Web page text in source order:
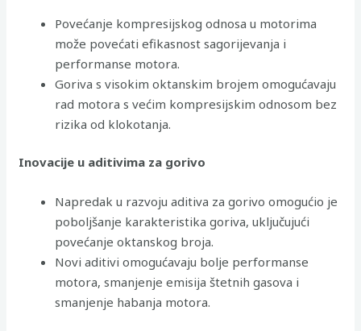
Povećanje kompresijskog odnosa u motorima
može povećati efikasnost sagorijevanja i
performanse motora.
Goriva s visokim oktanskim brojem omogućavaju
rad motora s većim kompresijskim odnosom bez
rizika od klokotanja.
Inovacije u aditivima za gorivo
Napredak u razvoju aditiva za gorivo omogućio je
poboljšanje karakteristika goriva, uključujući
povećanje oktanskog broja.
Novi aditivi omogućavaju bolje performanse
motora, smanjenje emisija štetnih gasova i
smanjenje habanja motora.